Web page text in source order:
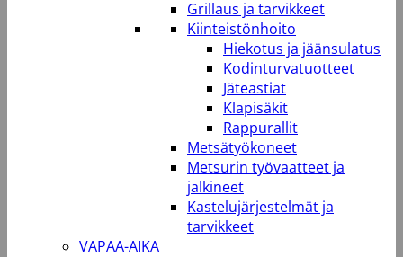
Grillaus ja tarvikkeet
Kiinteistönhoito
Hiekotus ja jäänsulatus
Kodinturvatuotteet
Jäteastiat
Klapisäkit
Rappurallit
Metsätyökoneet
Metsurin työvaatteet ja
jalkineet
Kastelujärjestelmät ja
tarvikkeet
VAPAA-AIKA